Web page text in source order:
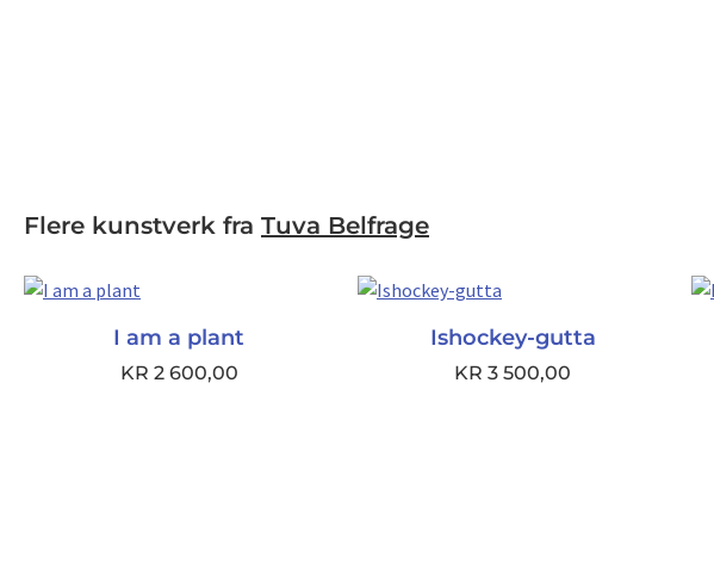
Flere kunstverk fra Tuva Belfrage
I am a plant
KR 2 600,00
Ishockey-gutta
KR 3 500,00